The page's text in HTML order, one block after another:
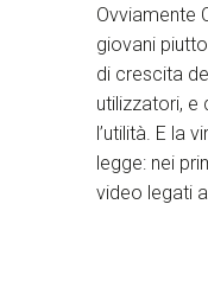
Ovviamente
giovani
di crescita
utilizzatori, e
l’utilità. E la
legge: nei
video legati